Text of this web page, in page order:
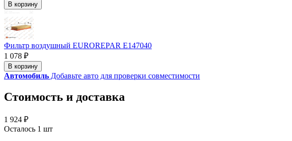
В корзину
Фильтр воздушный EUROREPAR E147040
1 078 ₽
В корзину
Автомобиль Добавьте авто для проверки совместимости
Стоимость и доставка
1 924 ₽
Осталось 1 шт